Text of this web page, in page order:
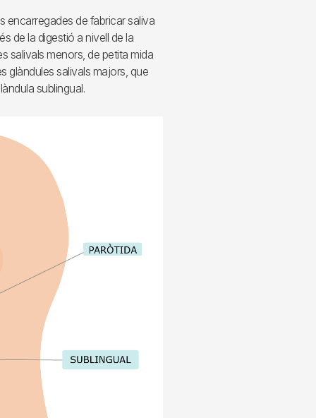
encarregades de fabricar saliva
de la digestió a nivell de la
salivals menors, de petita mida
glàndules salivals majors, que
sublingual.